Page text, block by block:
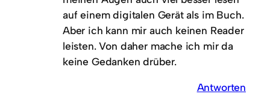
auf einem digitalen Gerät als im Buch.
Aber ich kann mir auch keinen Reader
leisten. Von daher mache ich mir da
keine Gedanken drüber.
Antworten